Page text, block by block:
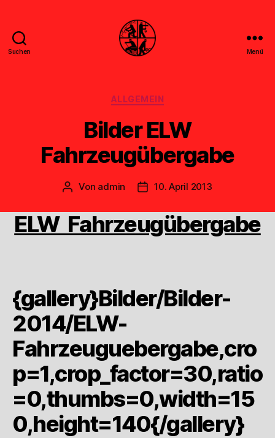
Suchen Menü
Kategorien
ALLGEMEIN
Bilder ELW
Fahrzeugübergabe
Beitragsautor
Von admin Veröffentlichungsdatum
10. April 2013
ELW Fahrzeugübergabe
{gallery}Bilder/Bilder-
2014/ELW-
Fahrzeuguebergabe,cro
p=1,crop_factor=30,ratio
=0,thumbs=0,width=15
0,height=140{/gallery}